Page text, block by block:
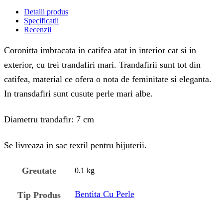
Detalii produs
Specificații
Recenzii
Coronitta imbracata in catifea atat in interior cat si in
exterior, cu trei trandafiri mari. Trandafirii sunt tot din
catifea, material ce ofera o nota de feminitate si eleganta.
In transdafiri sunt cusute perle mari albe.
Diametru trandafir: 7 cm
Se livreaza in sac textil pentru bijuterii.
Greutate 0.1 kg
Tip Produs Bentita Cu Perle